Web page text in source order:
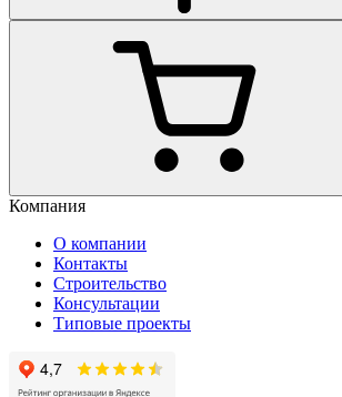
Компания
О компании
Контакты
Строительство
Консультации
Типовые проекты